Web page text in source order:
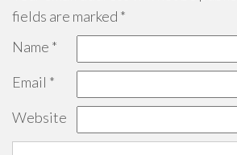
fields are marked *
Name *
Email *
Website